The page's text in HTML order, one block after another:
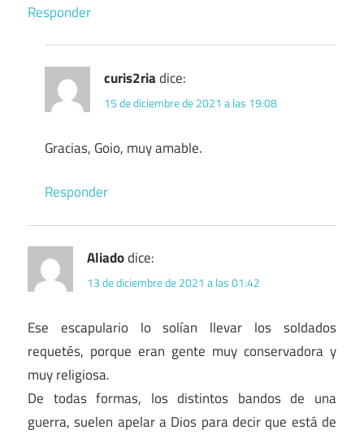
Responder
curis2ria dice:
15 de diciembre de 2021 a las 19:08
Gracias, Goio, muy amable.
Responder
Aliadodice:
13 de diciembre de 2021 a las 01:42
Ese escapulario lo solían llevar los soldados
requetés, porque eran gente muy conservadora y
muy religiosa.
De todas formas, los distintos bandos de una
guerra, suelen apelar a Dios para decir que está de